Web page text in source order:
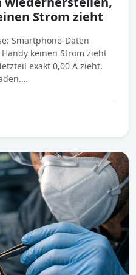
Strom zieht
Smartphone-Daten
keinen Strom zieht
exakt 0,00 A zieht,